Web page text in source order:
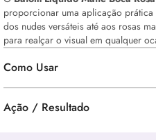
proporcionar uma aplicação
dos nudes versáteis até aos rosas
para realçar o visual em qualquer
Como Usar
Ação / Resultado